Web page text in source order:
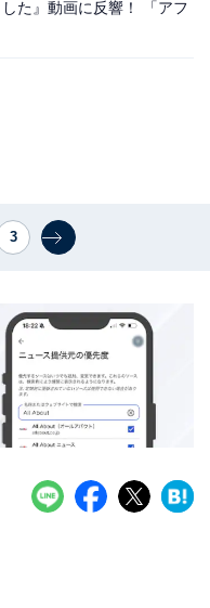
た』動画に反響！ 「アフ
3